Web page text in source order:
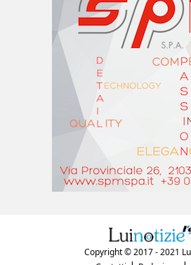
Copyright © 2017 - 2021